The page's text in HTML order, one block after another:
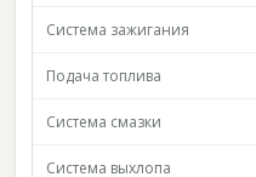
Система зажигания
Подача топлива
Система смазки
Система выхлопа